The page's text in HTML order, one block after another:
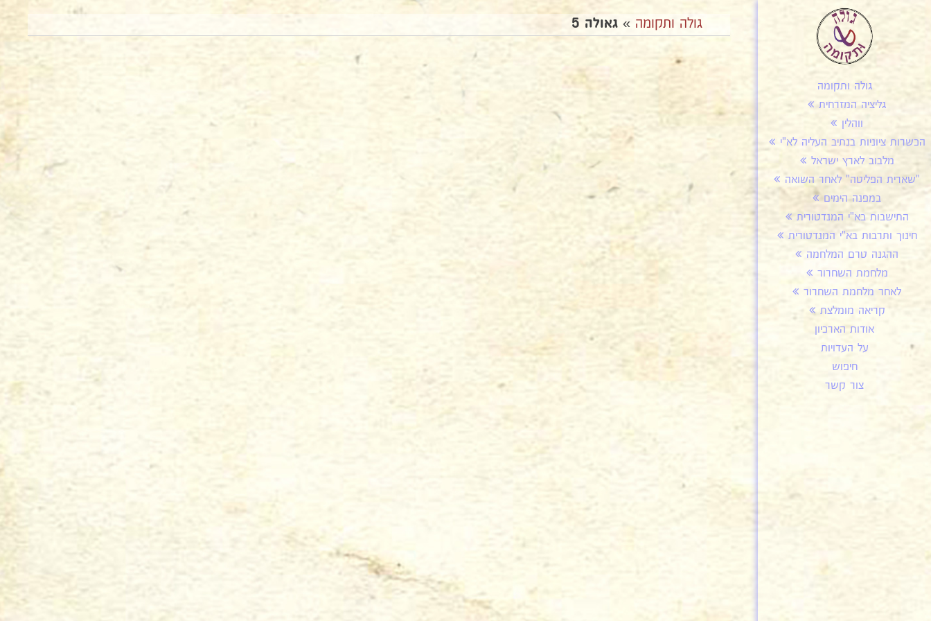
גולה ותקומה
גליציה המזרחית
ווהלין
הכשרות ציוניות בנתיב העליה לא"י
מלבוב לארץ ישראל
"שארית הפליטה" לאחר השואה
במפנה הימים
התישבות בא"י המנדטורית
חינוך ותרבות בא"י המנדטורית
ההגנה טרם המלחמה
מלחמת השחרור
לאחר מלחמת השחרור
קריאה מומלצת
אודות הארכיון
על העדויות
חיפוש
צור קשר
גולה ותקומה » גאולה 5